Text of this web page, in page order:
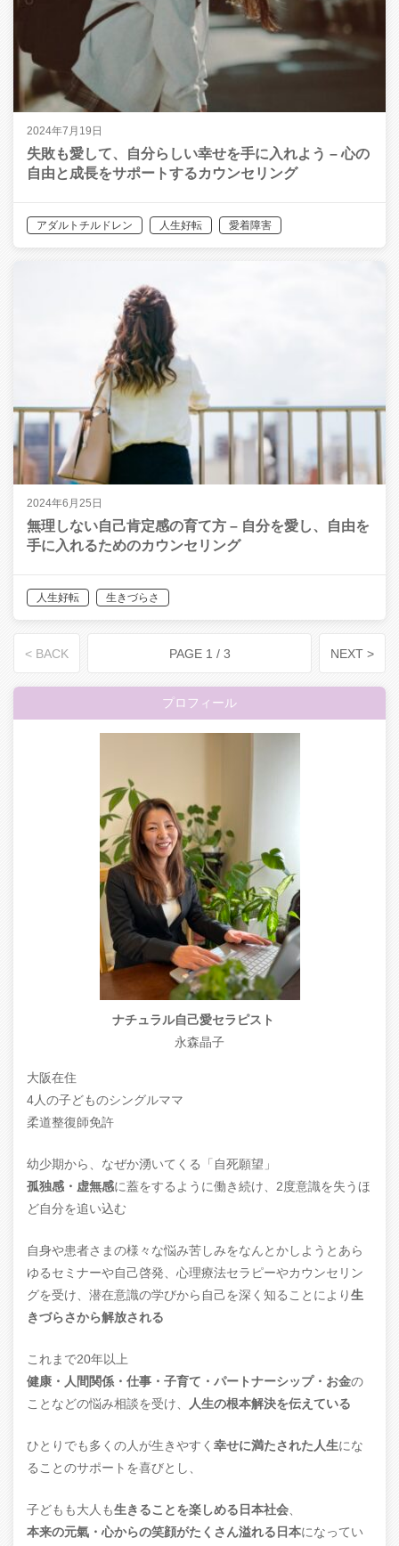
2024年7月19日
失敗も愛して、自分らしい幸せを手に入れよう – 心の
自由と成長をサポートするカウンセリング
アダルトチルドレン 人生好転 愛着障害
2024年6月25日
無理しない自己肯定感の育て方 – 自分を愛し、自由を
手に入れるためのカウンセリング
人生好転 生きづらさ
< BACK PAGE 1 / 3 NEXT >
プロフィール
ナチュラル自己愛セラピスト
永森晶子
大阪在住
4人の子どものシングルママ
柔道整復師免許
幼少期から、なぜか湧いてくる「自死願望」
孤独感・虚無感に蓋をするように働き続け、2度意識を失うほ
ど自分を追い込む
自身や患者さまの様々な悩み苦しみをなんとかしようとあら
ゆるセミナーや自己啓発、心理療法セラピーやカウンセリン
グを受け、潜在意識の学びから自己を深く知ることにより生
きづらさから解放される
これまで20年以上
健康・人間関係・仕事・子育て・パートナーシップ・お金の
ことなどの悩み相談を受け、
人生の根本解決を伝えている
ひとりでも多くの人が生きやすく 幸せに満たされた人生にな
ることのサポートを喜びとし、
子どもも大人も生きることを楽しめる日本社会
本来の元氣・心からの笑顔がたくさん溢れる日本になってい